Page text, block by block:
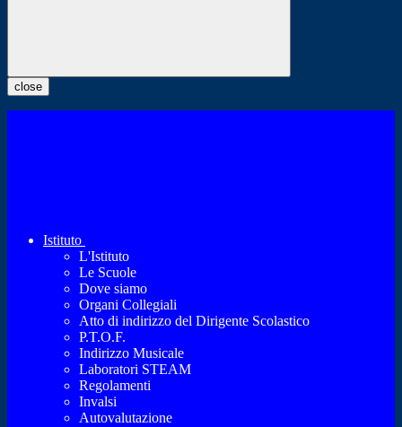
close
Istituto
L'Istituto
Le Scuole
Dove siamo
Organi Collegiali
Atto di indirizzo del Dirigente Scolastico
P.T.O.F.
Indirizzo Musicale
Laboratori STEAM
Regolamenti
Invalsi
Autovalutazione